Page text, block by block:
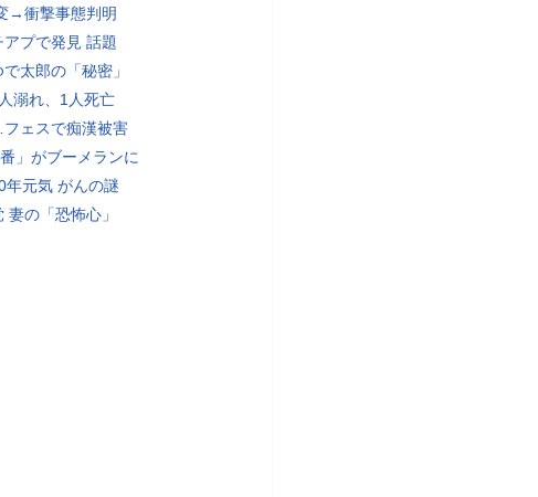
→衝撃事態判明
プで発見 話題
太郎の「秘密」
溺れ、1人死亡
ェスで痴漢被害
」がブーメランに
年元気 がんの謎
の「恐怖心」